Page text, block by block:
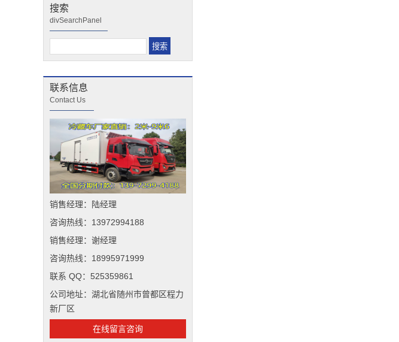
搜索
divSearchPanel
联系信息
Contact Us
销售经理：陆经理
咨询热线：13972994188
销售经理：谢经理
咨询热线：18995971999
联系 QQ：525359861
公司地址：湖北省随州市曾都区程力
新厂区
在线留言咨询